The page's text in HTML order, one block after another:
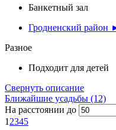
Банкетный зал
Гродненский район
Разное
Подходит для детей
Свернуть описание
Ближайшие усадьбы (12)
На расстоянии до
1 2345